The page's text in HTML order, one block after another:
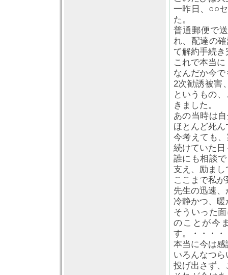
一昨日、○○
た。
普通郵便で
れ、配達の
て解約手続
これで本当
なんだか今
2次勧誘被害
というもの
きました。
あの当時は
ほとんど死
今考えても
続けていた
誰にも相談
支え、励ま
ここまで私
先生の迅速
冷静かつ、
そういった
のことが今
す。・・・・
本当に今は
いろんなつ
投げ出さず